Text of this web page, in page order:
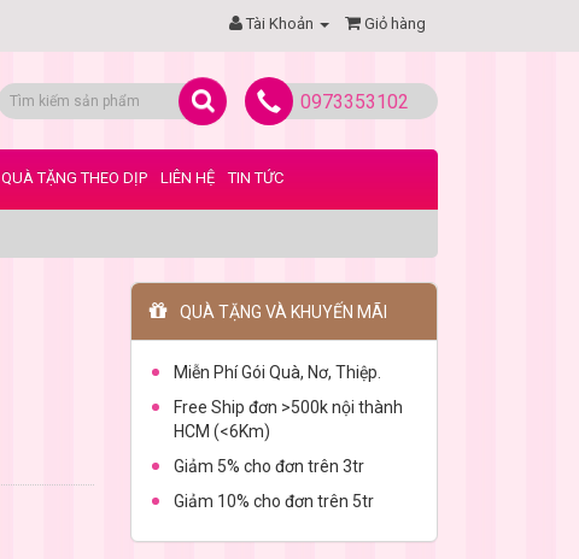
Tài Khoản Giỏ hàng
0973353102
QUÀ TẶNG THEO DỊP LIÊN HỆ TIN TỨC
QUÀ TẶNG VÀ KHUYẾN MÃI
Miễn Phí Gói Quà, Nơ, Thiệp.
Free Ship đơn >500k nội thành
HCM (<6Km)
Giảm 5% cho đơn trên 3tr
Giảm 10% cho đơn trên 5tr